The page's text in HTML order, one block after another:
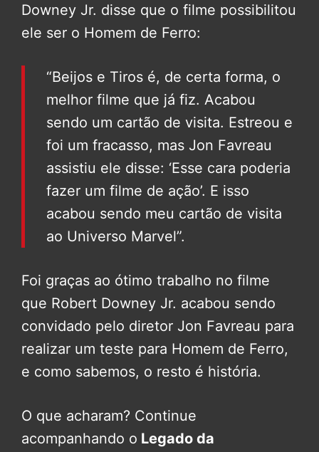
Downey Jr. disse que o filme possibilitou
ele ser o Homem de Ferro:
“Beijos e Tiros é, de certa forma, o
melhor filme que já fiz. Acabou
sendo um cartão de visita. Estreou e
foi um fracasso, mas Jon Favreau
assistiu ele disse: ‘Esse cara poderia
fazer um filme de ação’. E isso
acabou sendo meu cartão de visita
ao Universo Marvel”.
Foi graças ao ótimo trabalho no filme
que Robert Downey Jr. acabou sendo
convidado pelo diretor Jon Favreau para
realizar um teste para Homem de Ferro,
e como sabemos, o resto é história.
O que acharam? Continue
acompanhando o Legado da